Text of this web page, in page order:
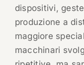
dispositivi,
produzione a
maggiore
macchinari